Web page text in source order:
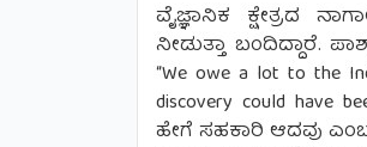
ವೈಜ್ಞಾನಿಕ ಕ್ಷೇತ್ರದ
ನೀಡುತ್ತಾ ಬಂದಿದ್ದಾರೆ.
“We owe a lot to the
discovery could have
ಹೇಗೆ ಸಹಕಾರಿ ಆದವು